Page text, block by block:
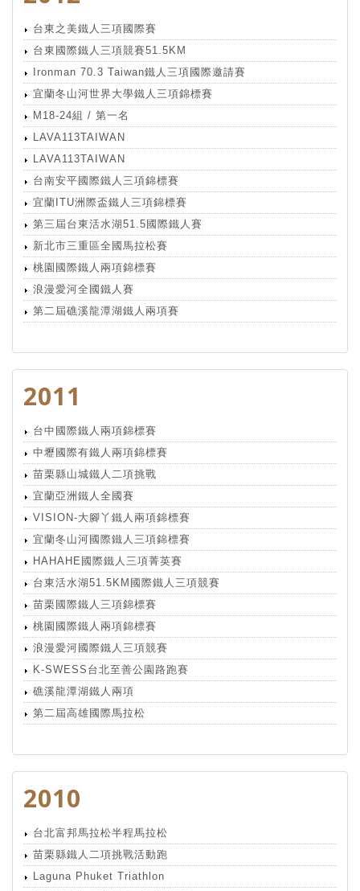
台東之美鐵人三項國際賽
台東國際鐵人三項競賽51.5KM
Ironman 70.3 Taiwan鐵人三項國際邀請賽
宜蘭冬山河世界大學鐵人三項錦標賽
M18-24組 / 第一名
LAVA113TAIWAN
LAVA113TAIWAN
台南安平國際鐵人三項錦標賽
宜蘭ITU洲際盃鐵人三項錦標賽
第三屆台東活水湖51.5國際鐵人賽
新北市三重區全國馬拉松賽
桃園國際鐵人兩項錦標賽
浪漫愛河全國鐵人賽
第二屆礁溪龍潭湖鐵人兩項賽
2011
台中國際鐵人兩項錦標賽
中壢國際有鐵人兩項錦標賽
苗栗縣山城鐵人二項挑戰
宜蘭亞洲鐵人全國賽
VISION-大腳丫鐵人兩項錦標賽
宜蘭冬山河國際鐵人三項錦標賽
HAHAHE國際鐵人三項菁英賽
台東活水湖51.5KM國際鐵人三項競賽
苗栗國際鐵人三項錦標賽
桃園國際鐵人兩項錦標賽
浪漫愛河國際鐵人三項競賽
K-SWESS台北至善公園路跑賽
礁溪龍潭湖鐵人兩項
第二屆高雄國際馬拉松
2010
台北富邦馬拉松半程馬拉松
苗栗縣鐵人二項挑戰活動跑
Laguna Phuket Triathlon